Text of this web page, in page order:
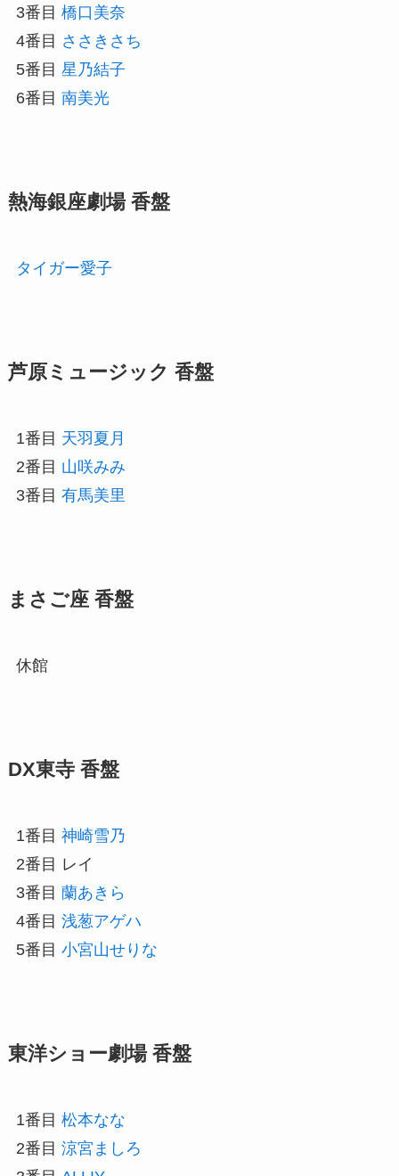
3番目 橋口美奈
4番目 ささきさち
5番目 星乃結子
6番目 南美光
熱海銀座劇場 香盤
タイガー愛子
芦原ミュージック 香盤
1番目 天羽夏月
2番目 山咲みみ
3番目 有馬美里
まさご座 香盤
休館
DX東寺 香盤
1番目 神崎雪乃
2番目 レイ
3番目 蘭あきら
4番目 浅葱アゲハ
5番目 小宮山せりな
東洋ショー劇場 香盤
1番目 松本なな
2番目 涼宮ましろ